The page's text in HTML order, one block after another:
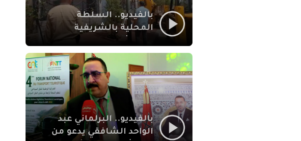
بالفيديو.. السلطة
المحلية بالشريفية
بنايات غير قانونية بإقامة
الإيمان
بالفيديو.. البرلماني عبد
الواحد الشافقي يدعو من